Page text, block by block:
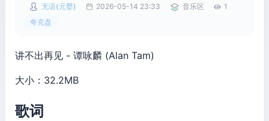
无语(元婴) 2026-05-14 23:33 音乐区
1
夸克盘
讲不出再见 - 谭咏麟 (Alan Tam)
大小：32.2MB
歌词